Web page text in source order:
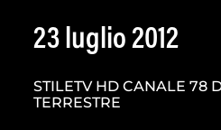
23 luglio 2012
STILETV HD CANALE 78
TERRESTRE